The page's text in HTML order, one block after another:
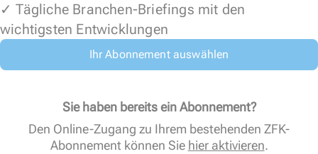
✓ Tägliche Branchen-Briefings mit den
wichtigsten Entwicklungen
Ihr Abonnement auswählen
Sie haben bereits ein Abonnement?
Den Online-Zugang zu Ihrem bestehenden ZFK-
Abonnement können Sie hier aktivieren.